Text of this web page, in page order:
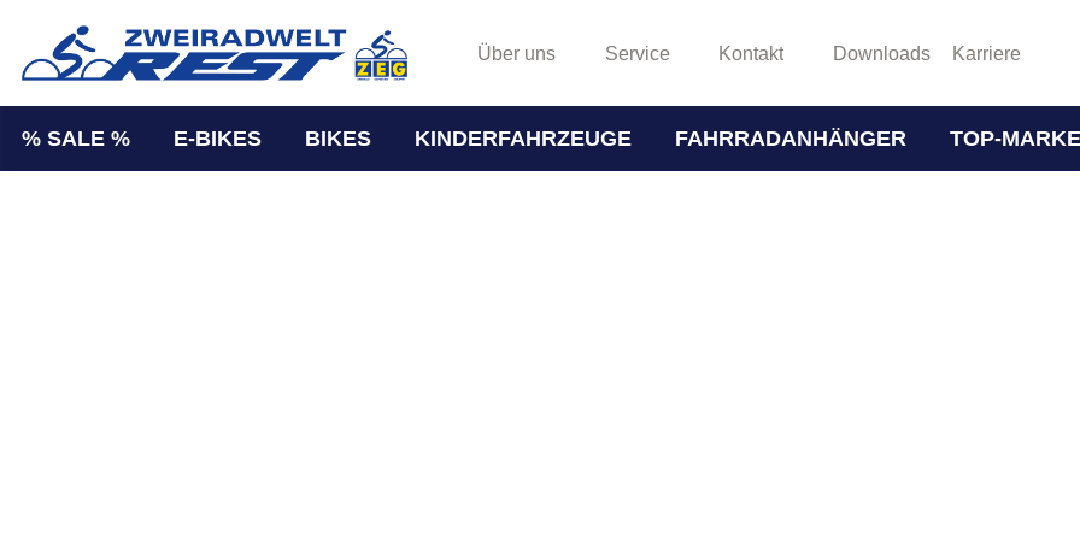
Über uns Service Kontakt Downloads Karriere
% SALE % E-BIKES BIKES KINDERFAHRZEUGE FAHRRADANHÄNGER TOP-